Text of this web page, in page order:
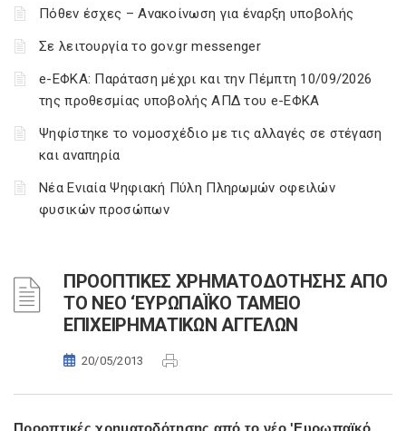
Πόθεν έσχες – Ανακοίνωση για έναρξη υποβολής
Σε λειτουργία το gov.gr messenger
e-ΕΦΚΑ: Παράταση μέχρι και την Πέμπτη 10/09/2026
της προθεσμίας υποβολής ΑΠΔ του e-ΕΦΚΑ
Ψηφίστηκε το νομοσχέδιο με τις αλλαγές σε στέγαση
και αναπηρία
Νέα Ενιαία Ψηφιακή Πύλη Πληρωμών οφειλών
φυσικών προσώπων
ΠΡΟΟΠΤΙΚΕΣ ΧΡΗΜΑΤΟΔΟΤΗΣΗΣ ΑΠΟ
ΤΟ ΝΕΟ ‘ΕΥΡΩΠΑΪΚΟ ΤΑΜΕΙΟ
ΕΠΙΧΕΙΡΗΜΑΤΙΚΩΝ ΑΓΓΕΛΩΝ
20/05/2013
Προοπτικές χρηματοδότησης από το νέο 'Ευρωπαϊκό